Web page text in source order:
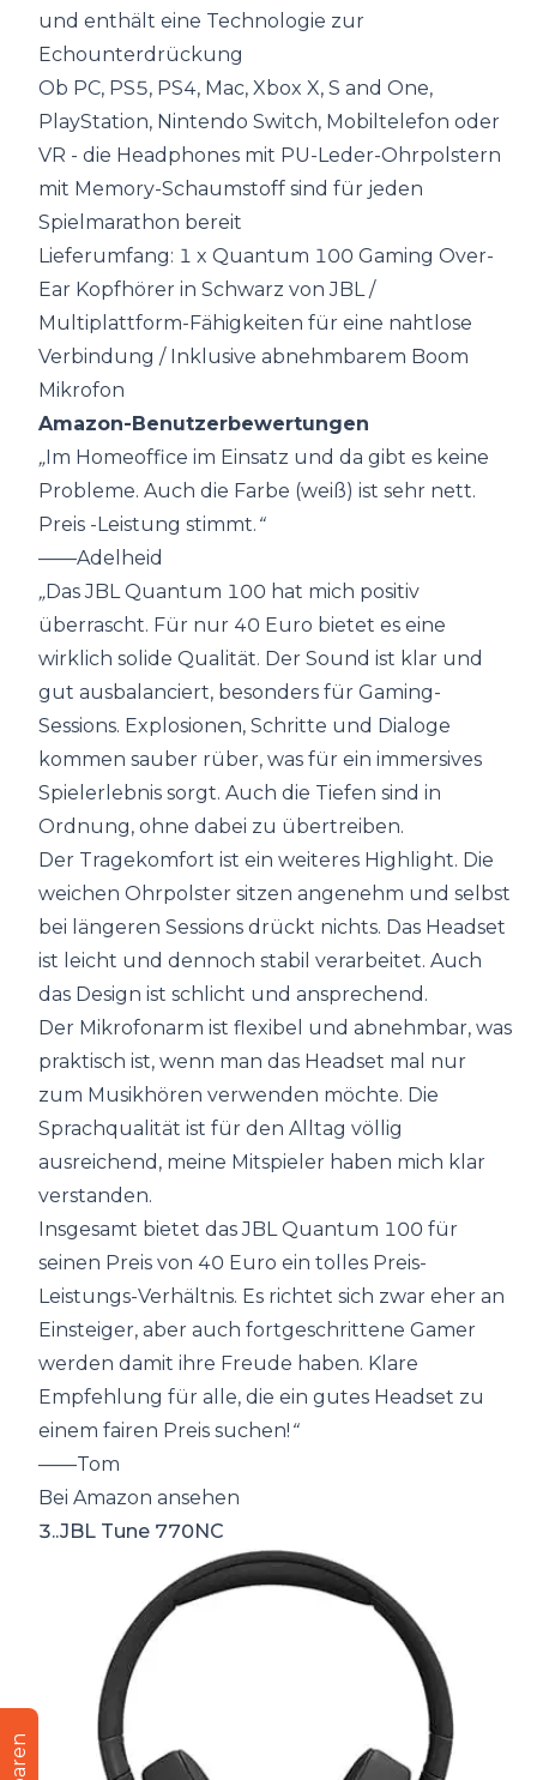
und enthält eine Technologie zur
Echounterdrückung
Ob PC, PS5, PS4, Mac, Xbox X, S and One,
PlayStation, Nintendo Switch, Mobiltelefon oder
VR - die Headphones mit PU-Leder-Ohrpolstern
mit Memory-Schaumstoff sind für jeden
Spielmarathon bereit
Lieferumfang: 1 x Quantum 100 Gaming Over-
Ear Kopfhörer in Schwarz von JBL /
Multiplattform-Fähigkeiten für eine nahtlose
Verbindung / Inklusive abnehmbarem Boom
Mikrofon
Amazon-Benutzerbewertungen
„Im Homeoffice im Einsatz und da gibt es keine
Probleme. Auch die Farbe (weiß) ist sehr nett.
Preis -Leistung stimmt. “
——Adelheid
„Das JBL Quantum 100 hat mich positiv
überrascht. Für nur 40 Euro bietet es eine
wirklich solide Qualität. Der Sound ist klar und
gut ausbalanciert, besonders für Gaming-
Sessions. Explosionen, Schritte und Dialoge
kommen sauber rüber, was für ein immersives
Spielerlebnis sorgt. Auch die Tiefen sind in
Ordnung, ohne dabei zu übertreiben.
Der Tragekomfort ist ein weiteres Highlight. Die
weichen Ohrpolster sitzen angenehm und selbst
bei längeren Sessions drückt nichts. Das Headset
ist leicht und dennoch stabil verarbeitet. Auch
das Design ist schlicht und ansprechend.
Der Mikrofonarm ist flexibel und abnehmbar, was
praktisch ist, wenn man das Headset mal nur
zum Musikhören verwenden möchte. Die
Sprachqualität ist für den Alltag völlig
ausreichend, meine Mitspieler haben mich klar
verstanden.
Insgesamt bietet das JBL Quantum 100 für
seinen Preis von 40 Euro ein tolles Preis-
Leistungs-Verhältnis. Es richtet sich zwar eher an
Einsteiger, aber auch fortgeschrittene Gamer
werden damit ihre Freude haben. Klare
Empfehlung für alle, die ein gutes Headset zu
einem fairen Preis suchen! “
——Tom
Bei Amazon ansehen
3..JBL Tune 770NC